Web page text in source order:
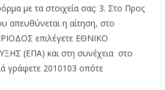
με τα στοιχεία σας: 3. Στο Προς
απευθύνεται η αίτηση, στο
επιλέγετε ΕΘΝΙΚΟ
(ΕΠΑ) και στη συνέχεια στο
γράφετε 2010103 οπότε